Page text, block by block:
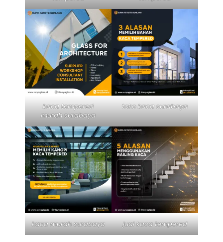
kaca tempered
murah surabaya
toko kaca surabaya
kaca murah surabaya jual kaca tempered